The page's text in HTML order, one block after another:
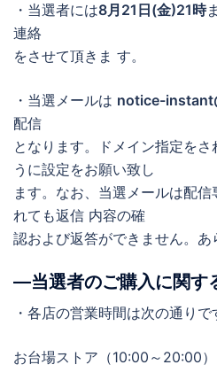
・当選者には8月21日(金)21時
連絡
をさせて頂きま す。
・当選メールは notice-
配信
となります。ドメイン指定を
うに設定をお願い致し
ます。なお、当選メールは配
れても返信 内容の確
認および返答ができません。あ
―当選者のご購入に関す
・各店の営業時間は次の通りで
お台場ストア（10:00～20:00）